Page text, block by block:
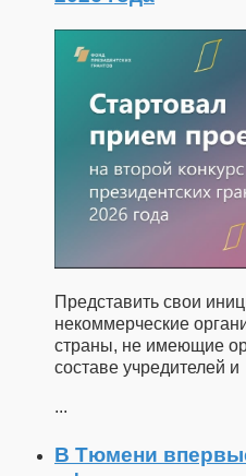
Представить свои
некоммерческие
страны, не имеющие
составе учредителей и
...
В Тюмени